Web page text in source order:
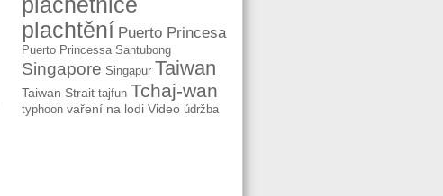
plachtění Puerto Princesa
Puerto Princessa Santubong
Singapore Singapur Taiwan
Taiwan Strait tajfun Tchaj-wan
typhoon vaření na lodi Video údržba